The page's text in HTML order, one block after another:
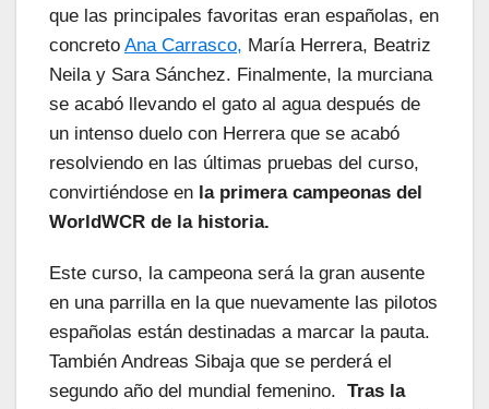
que las principales favoritas eran españolas, en
concreto Ana Carrasco, María Herrera, Beatriz
Neila y Sara Sánchez. Finalmente, la murciana
se acabó llevando el gato al agua después de
un intenso duelo con Herrera que se acabó
resolviendo en las últimas pruebas del curso,
convirtiéndose en la primera campeonas del
WorldWCR de la historia.
Este curso, la campeona será la gran ausente
en una parrilla en la que nuevamente las pilotos
españolas están destinadas a marcar la pauta.
También Andreas Sibaja que se perderá el
segundo año del mundial femenino. Tras la